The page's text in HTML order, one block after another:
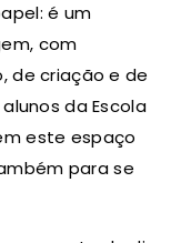
é um
com
de criação e de
da Escola
este espaço
para se